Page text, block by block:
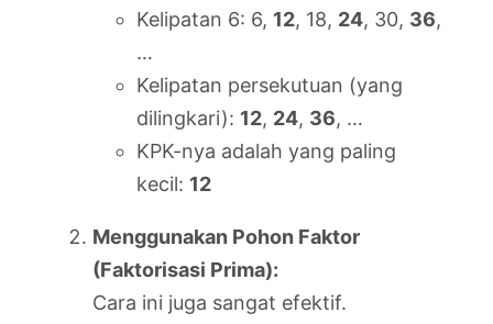
Kelipatan 6: 6, 12, 18, 24, 30, 36,
…
Kelipatan persekutuan (yang
dilingkari): 12, 24, 36, …
KPK-nya adalah yang paling
kecil: 12
Menggunakan Pohon Faktor
(Faktorisasi Prima):
Cara ini juga sangat efektif.